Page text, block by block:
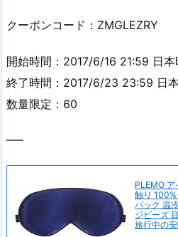
クーポンコード：ZMGLEZRY
開始時間：2017/6/16 21:59 日本
終了時間：2017/6/23 23:59 日
数量限定：60
—–
PLEMO
触り
パック 温
ジビーズ
旅行中の